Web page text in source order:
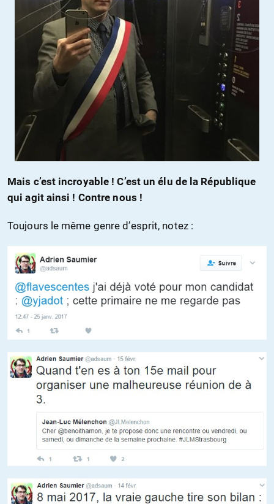
Mais c’est incroyable ! C’est un élu de la République
qui agit ainsi ! Contre nous !
Toujours le même genre d’esprit, notez :